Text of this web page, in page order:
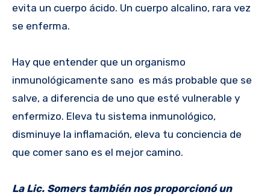
evita un cuerpo ácido. Un cuerpo alcalino, rara vez
se enferma.
Hay que entender que un organismo
inmunológicamente sano es más probable que se
salve, a diferencia de uno que esté vulnerable y
enfermizo. Eleva tu sistema inmunológico,
disminuye la inflamación, eleva tu conciencia de
que comer sano es el mejor camino.
La Lic. Somers también nos proporcionó un